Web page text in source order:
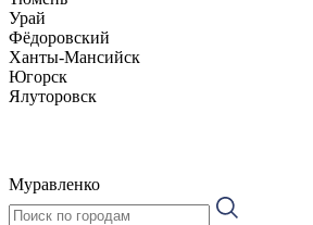
Урай
Фёдоровский
Ханты-Мансийск
Югорск
Ялуторовск
Муравленко